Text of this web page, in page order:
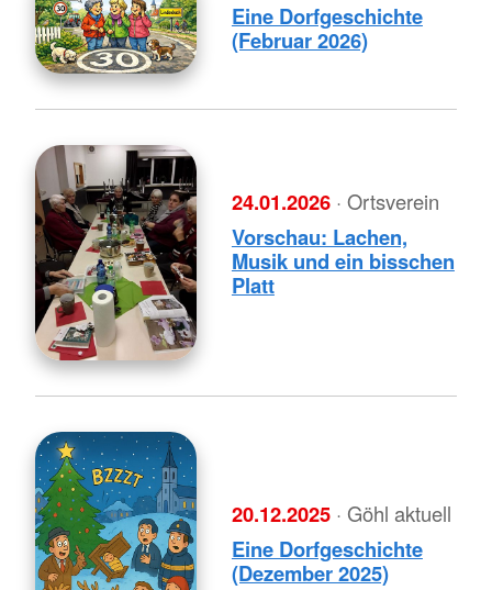
Eine Dorfgeschichte
(Februar 2026)
24.01.2026 · Ortsverein
Vorschau: Lachen,
Musik und ein bisschen
Platt
20.12.2025 · Göhl aktuell
Eine Dorfgeschichte
(Dezember 2025)